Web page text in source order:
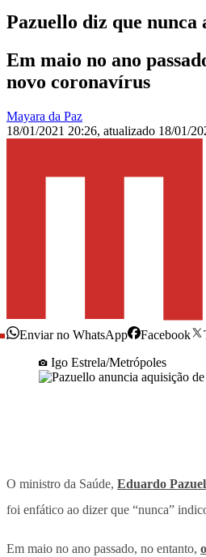
Pazuello diz que
Em maio no ano
novo coronavírus
Mayara da Paz
18/01/2021 20:26, atualizado 18/01/
Enviar no WhatsApp Facebook
Igo Estrela/Metrópoles
O ministro da Saúde, Eduardo
foi enfático ao dizer que “nunca”
Em maio no ano passado, no entanto,